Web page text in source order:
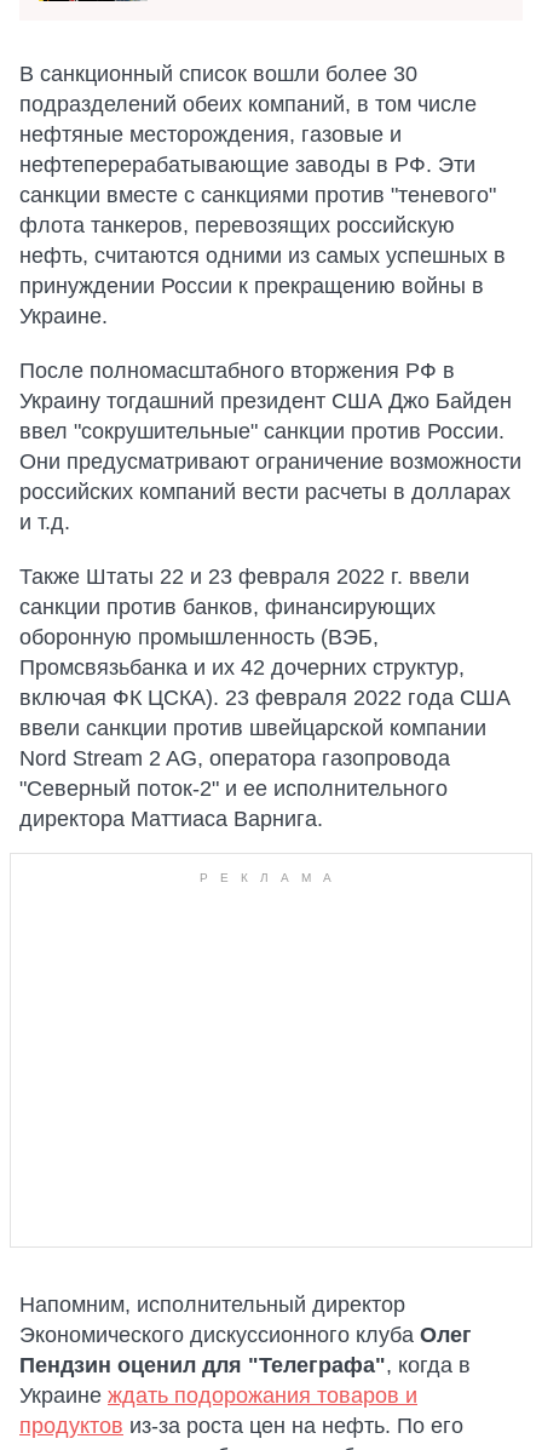
В санкционный список вошли более 30
подразделений обеих компаний, в том числе
нефтяные месторождения, газовые и
нефтеперерабатывающие заводы в РФ. Эти
санкции вместе с санкциями против "теневого"
флота танкеров, перевозящих российскую
нефть, считаются одними из самых успешных в
принуждении России к прекращению войны в
Украине.
После полномасштабного вторжения РФ в
Украину тогдашний президент США Джо Байден
ввел "сокрушительные" санкции против России.
Они предусматривают ограничение возможности
российских компаний вести расчеты в долларах
и т.д.
Также Штаты 22 и 23 февраля 2022 г. ввели
санкции против банков, финансирующих
оборонную промышленность (ВЭБ,
Промсвязьбанка и их 42 дочерних структур,
включая ФК ЦСКА). 23 февраля 2022 года США
ввели санкции против швейцарской компании
Nord Stream 2 AG, оператора газопровода
"Северный поток-2" и ее исполнительного
директора Маттиаса Варнига.
Напомним, исполнительный директор
Экономического дискуссионного клуба Олег
Пендзин оценил для "Телеграфа", когда в
Украине ждать подорожания товаров и
продуктов из-за роста цен на нефть. По его